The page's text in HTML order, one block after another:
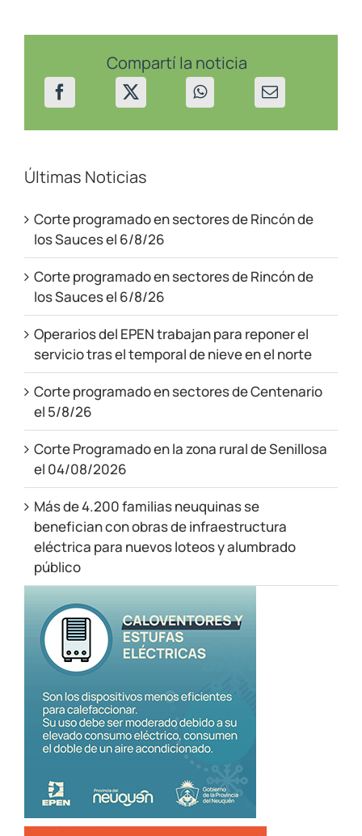
en
Rincón
los
Compartí la noticia
Últimas Noticias
Corte programado en sectores de Rincón de
los Sauces el 6/8/26
Corte programado en sectores de Rincón de
los Sauces el 6/8/26
Operarios del EPEN trabajan para reponer el
servicio tras el temporal de nieve en el norte
Corte programado en sectores de Centenario
el 5/8/26
Corte Programado en la zona rural de Senillosa
el 04/08/2026
Más de 4.200 familias neuquinas se
benefician con obras de infraestructura
eléctrica para nuevos loteos y alumbrado
público